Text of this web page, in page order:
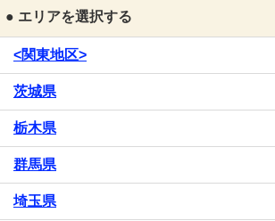
● エリアを選択する
<関東地区>
茨城県
栃木県
群馬県
埼玉県